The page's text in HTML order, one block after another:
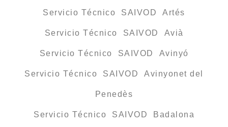
Servicio Técnico SAIVOD Artés
Servicio Técnico SAIVOD Avià
Servicio Técnico SAIVOD Avinyó
Servicio Técnico SAIVOD Avinyonet del
Penedès
Servicio Técnico SAIVOD Badalona